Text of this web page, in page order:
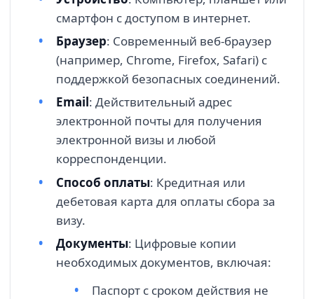
смартфон с доступом в интернет.
Браузер: Современный веб-браузер
(например, Chrome, Firefox, Safari) с
поддержкой безопасных соединений.
Email: Действительный адрес
электронной почты для получения
электронной визы и любой
корреспонденции.
Способ оплаты: Кредитная или
дебетовая карта для оплаты сбора за
визу.
Документы: Цифровые копии
необходимых документов, включая:
Паспорт с сроком действия не